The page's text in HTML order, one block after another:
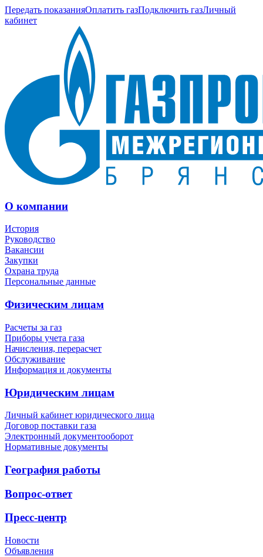
Передать показанияОплатить газПодключить газЛичный
кабинет
О компании
История
Руководство
Вакансии
Закупки
Охрана труда
Персональные данные
Физическим лицам
Расчеты за газ
Приборы учета газа
Начисления, перерасчет
Обслуживание
Информация и документы
Юридическим лицам
Личный кабинет юридического лица
Договор поставки газа
Электронный документооборот
Нормативные документы
География работы
Вопрос-ответ
Пресс-центр
Новости
Объявления